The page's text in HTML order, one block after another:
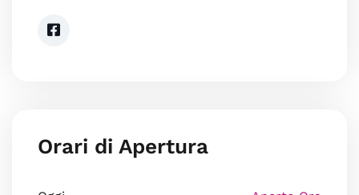
Orari di Apertura